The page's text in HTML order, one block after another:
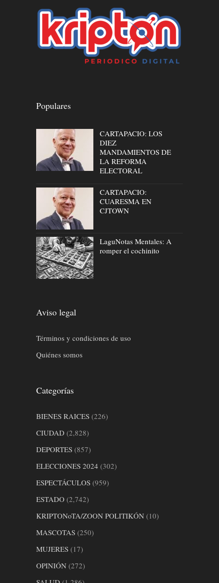
Populares
CARTAPACIO: LOS
DIEZ
MANDAMIENTOS DE
LA REFORMA
ELECTORAL
CARTAPACIO:
CUARESMA EN
CJTOWN
LaguNotas Mentales: A
romper el cochinito
Aviso legal
Términos y condiciones de uso
Quiénes somos
Categorías
BIENES RAICES (226)
CIUDAD (2,828)
DEPORTES (857)
ELECCIONES 2024 (302)
ESPECTÁCULOS (959)
ESTADO (2,742)
KRIPTONoTA/ZOON POLITIKÓN (10)
MASCOTAS (250)
MUJERES (17)
OPINIÓN (272)